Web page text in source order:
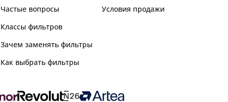
Частые вопросы
Классы фильтров
Зачем заменять фильтры
Как выбрать фильтры
Условия продажи